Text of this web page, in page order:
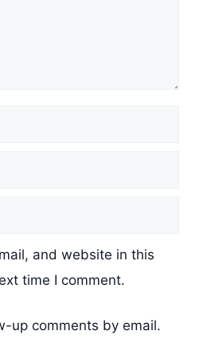
and website in this
time I comment.
up comments by email.